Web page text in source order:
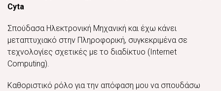
Cyta
Σπούδασα Ηλεκτρονική Μηχανική και έχω κάνει
μεταπτυχιακό στην Πληροφορική, συγκεκριμένα σε
τεχνολογίες σχετικές με το διαδίκτυο (Internet
Computing).
Καθοριστικό ρόλο για την απόφαση μου να σπουδάσω